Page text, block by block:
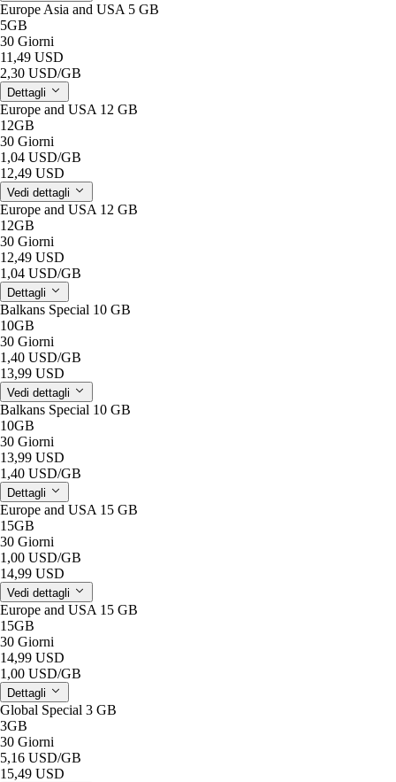
Europe Asia and USA 5 GB
5GB
30 Giorni
11,49 USD
2,30 USD/GB
Dettagli
Europe and USA 12 GB
12GB
30 Giorni
1,04 USD/GB
12,49 USD
Vedi dettagli
Europe and USA 12 GB
12GB
30 Giorni
12,49 USD
1,04 USD/GB
Dettagli
Balkans Special 10 GB
10GB
30 Giorni
1,40 USD/GB
13,99 USD
Vedi dettagli
Balkans Special 10 GB
10GB
30 Giorni
13,99 USD
1,40 USD/GB
Dettagli
Europe and USA 15 GB
15GB
30 Giorni
1,00 USD/GB
14,99 USD
Vedi dettagli
Europe and USA 15 GB
15GB
30 Giorni
14,99 USD
1,00 USD/GB
Dettagli
Global Special 3 GB
3GB
30 Giorni
5,16 USD/GB
15,49 USD